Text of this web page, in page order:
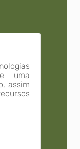
uma
assim